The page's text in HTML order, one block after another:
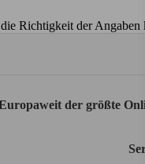
Richtigkeit der Angaben
der größte